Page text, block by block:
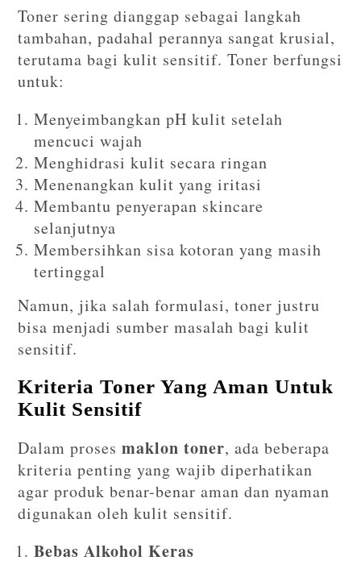
Toner sering dianggap sebagai langkah
tambahan, padahal perannya sangat krusial,
terutama bagi kulit sensitif. Toner berfungsi
untuk:
Menyeimbangkan pH kulit setelah
mencuci wajah
Menghidrasi kulit secara ringan
Menenangkan kulit yang iritasi
Membantu penyerapan skincare
selanjutnya
Membersihkan sisa kotoran yang masih
tertinggal
Namun, jika salah formulasi, toner justru
bisa menjadi sumber masalah bagi kulit
sensitif.
Kriteria Toner Yang Aman Untuk
Kulit Sensitif
Dalam prosesmaklon toner, ada beberapa
kriteria penting yang wajib diperhatikan
agar produk benar-benar aman dan nyaman
digunakan oleh kulit sensitif.
Bebas Alkohol Keras